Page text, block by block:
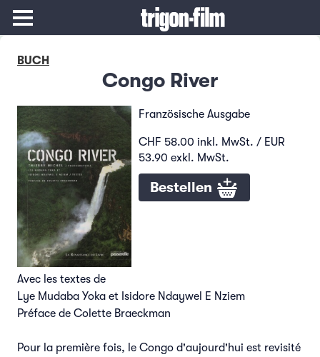
BUCH
Congo River
Französische Ausgabe
CHF 58.00 inkl. MwSt. / EUR
53.90 exkl. MwSt.
Bestellen
Avec les textes de
Lye Mudaba Yoka et Isidore Ndaywel E Nziem
Préface de Colette Braeckman
Pour la première fois, le Congo d'aujourd'hui est revisité